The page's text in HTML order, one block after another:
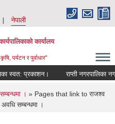
नेपाली
कार्यालय
पर्यटन र पुर्वाधार"
स्वत: प्रकाशन। राप्ती नगरपालिका
। » Pages that link to राजश्व
सम्बन्धमा ।